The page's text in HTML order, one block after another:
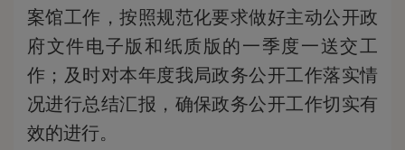
案馆工作，按照规范化要求做好主动公开政
府文件电子版和纸质版的一季度一送交工
作；及时对本年度我局政务公开工作落实情
况进行总结汇报，确保政务公开工作切实有
效的进行。